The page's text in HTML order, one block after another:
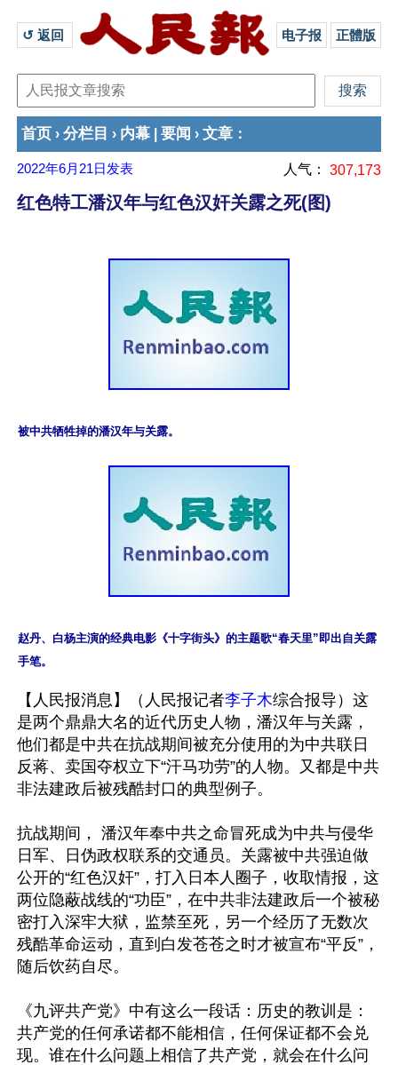
↺ 返回 电子报 正體版
首页 › 分栏目 › 内幕 要闻 › 文章 ：
2022年6月21日 发表 人气： 307,173
红色特工潘汉年与红色汉奸关露之死(图)
被中共牺牲掉的潘汉年与关露。
赵丹、白杨主演的经典电影《十字街头》的主题歌“春天里”即出自关露
手笔。
【人民报消息】（人民报记者李子木综合报导）这
是两个鼎鼎大名的近代历史人物，潘汉年与关露，
他们都是中共在抗战期间被充分使用的为中共联日
反蒋、卖国夺权立下“汗马功劳”的人物。又都是中共
非法建政后被残酷封口的典型例子。
抗战期间， 潘汉年奉中共之命冒死成为中共与侵华
日军、日伪政权联系的交通员。关露被中共强迫做
公开的“红色汉奸”，打入日本人圈子，收取情报，这
两位隐蔽战线的“功臣”，在中共非法建政后一个被秘
密打入深牢大狱，监禁至死，另一个经历了无数次
残酷革命运动，直到白发苍苍之时才被宣布“平反”，
随后饮药自尽。
《九评共产党》中有这么一段话：历史的教训是：
共产党的任何承诺都不能相信，任何保证都不会兑
现。谁在什么问题上相信了共产党，就会在什么问